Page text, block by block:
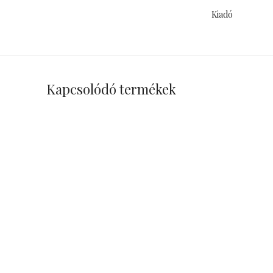
Kiadó
Kapcsolódó termékek